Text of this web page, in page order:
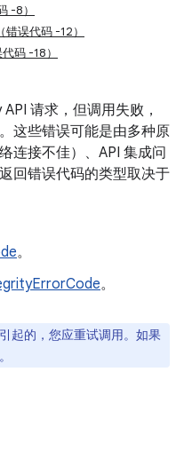
-8）
错误代码 -12）
码 -18）
请求，但调用失败，
这些错误可能是由多种原
连接不佳）、API 集成问
回错误代码的类型取决于
。
。
起的，您应重试调用。如果